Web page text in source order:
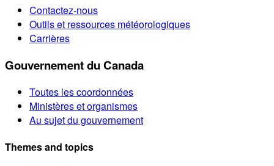
Contactez-nous
Outils et ressources météorologiques
Carrières
Gouvernement du Canada
Toutes les coordonnées
Ministères et organismes
Au sujet du gouvernement
Themes and topics